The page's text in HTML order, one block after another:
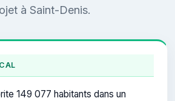
à Saint-Denis.
149 077 habitants dans un